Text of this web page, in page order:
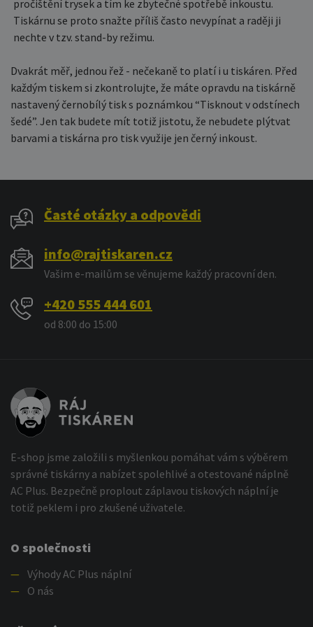
pročištění trysek a tím ke zbytečné spotřebě inkoustu.
Tiskárnu se proto snažte příliš často nevypínat a raději ji
nechte v tzv. stand-by režimu.
Dvakrát měř, jednou řež - nečekaně to platí i u tiskáren. Před
každým tiskem si zkontrolujte, že máte opravdu na tiskárně
nastavený černobílý tisk s poznámkou “Tisknout v odstínech
šedé”. Jen tak budete mít totiž jistotu, že nebudete plýtvat
barvami a tiskárna pro tisk využije jen černý inkoust.
Časté otázky a odpovědi
info@rajtiskaren.cz
Vašim e-mailům se věnujeme každý pracovní den.
+420 555 444 601
od 8:00 do 15:00
E-shop jsme založili s myšlenkou pomáhat vám s výběrem
správné tiskárny a nabízet spolehlivé a otestované náplně
AC Plus. Bezpečně proplout záplavou tiskových náplní je
totiž peklem i pro zkušené uživatele.
O společnosti
— Výhody AC Plus náplní
—
O nás